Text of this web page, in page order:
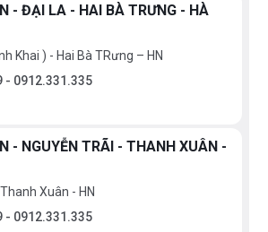
- ĐẠI LA - HAI BÀ TRƯNG - HÀ
Khai ) - Hai Bà TRưng – HN
- 0912.331.335
- NGUYỄN TRÃI - THANH XUÂN -
Xuân - HN
- 0912.331.335